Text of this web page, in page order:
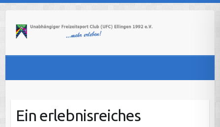
content
Ein erlebnisreiches